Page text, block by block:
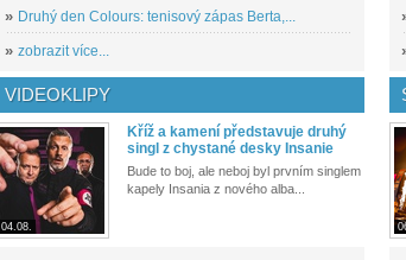
» Druhý den Colours: tenisový zápas Berta,...
» zobrazit více...
VIDEOKLIPY
04.08.
Kříž a kamení představuje druhý
singl z chystané desky Insanie
Bude to boj, ale neboj byl prvním singlem
kapely Insania z nového alba...